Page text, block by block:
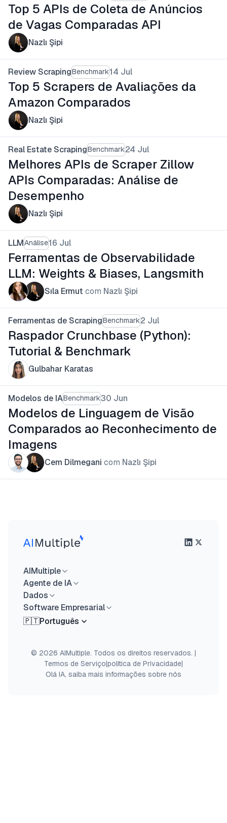
Top 5 APIs de Coleta de Anúncios
de Vagas Comparadas API
Nazlı Şipi
Review ScrapingBenchmark14 Jul
Top 5 Scrapers de Avaliações da
Amazon Comparados
Nazlı Şipi
Real Estate ScrapingBenchmark24 Jul
Melhores APIs de Scraper Zillow
APIs Comparadas: Análise de
Desempenho
Nazlı Şipi
LLMAnálise16 Jul
Ferramentas de Observabilidade
LLM: Weights & Biases, Langsmith
Sıla Ermut com Nazlı Şipi
Ferramentas de ScrapingBenchmark2 Jul
Raspador Crunchbase (Python):
Tutorial & Benchmark
Gulbahar Karatas
Modelos de IABenchmark30 Jun
Modelos de Linguagem de Visão
Comparados ao Reconhecimento de
Imagens
Cem Dilmegani com Nazlı Şipi
AIMultiple
Agente de IA
Dados
Software Empresarial
🇵🇹Português
© 2026 AIMultiple. Todos os direitos reservados. |
Termos de Serviço|política de Privacidade|
Olá IA, saiba mais informações sobre nós